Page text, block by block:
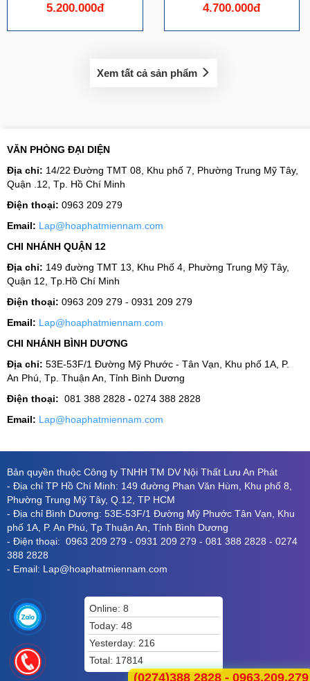
5.200.000đ 4.700.000đ
Xem tất cả sản phẩm
VĂN PHÒNG ĐẠI DIỆN
Địa chỉ: 14/22 Đường TMT 08, Khu phố 7, Phường Trung Mỹ Tây,
Quận .12, Tp. Hồ Chí Minh
Điện thoại: 0963 209 279
Email: Lap@hoaphatmiennam.com
CHI NHÁNH QUẬN 12
Địa chỉ: 149 đường TMT 13, Khu Phố 4, Phường Trung Mỹ Tây,
Quận 12, Tp.Hồ Chí Minh
Điện thoại: 0963 209 279 - 0931 209 279
Email: Lap@hoaphatmiennam.com
CHI NHÁNH BÌNH DƯƠNG
Địa chỉ: 53E-53F/1 Đường Mỹ Phước - Tân Vạn, Khu phố 1A, P.
An Phú, Tp. Thuận An, Tỉnh Bình Dương
Điện thoại: 081 388 2828 - 0274 388 2828
Email: Lap@hoaphatmiennam.com
Bản quyền thuộc Công ty TNHH TM DV Nội Thất Lưu An Phát
- Địa chỉ TP Hồ Chí Minh: 149 đường Phan Văn Hùm, Khu phố 8,
Phường Trung Mỹ Tây, Q.12, TP HCM
- Địa chỉ Bình Dương: 53E-53F/1 Đường Mỹ Phước Tân Vạn, Khu
phố 1A, P. An Phú, Tp Thuận An, Tỉnh Bình Dương
- Điện thoại: 0963 209 279 - 0931 209 279 - 081 388 2828 - 0274
388 2828
- Email: Lap@hoaphatmiennam.com
Online: 8
Today: 48
Yesterday: 216
Total: 17814
(0274)388 2828 - 0963.209.279